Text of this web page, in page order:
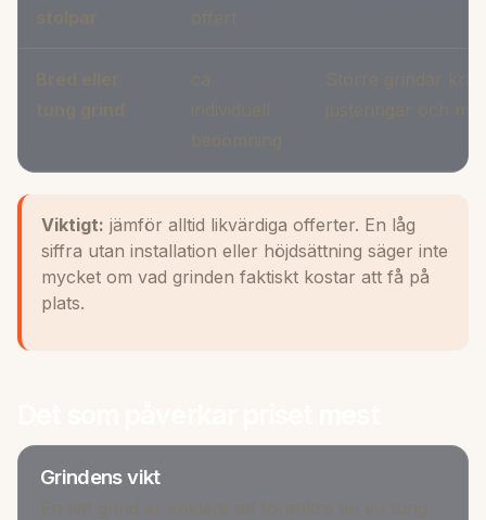
Viktigt: jämför alltid likvärdiga offerter. En låg
siffra utan installation eller höjdsättning säger inte
mycket om vad grinden faktiskt kostar att få på
plats.
Grindens vikt
En lätt grind är enklare att förankra än en tung